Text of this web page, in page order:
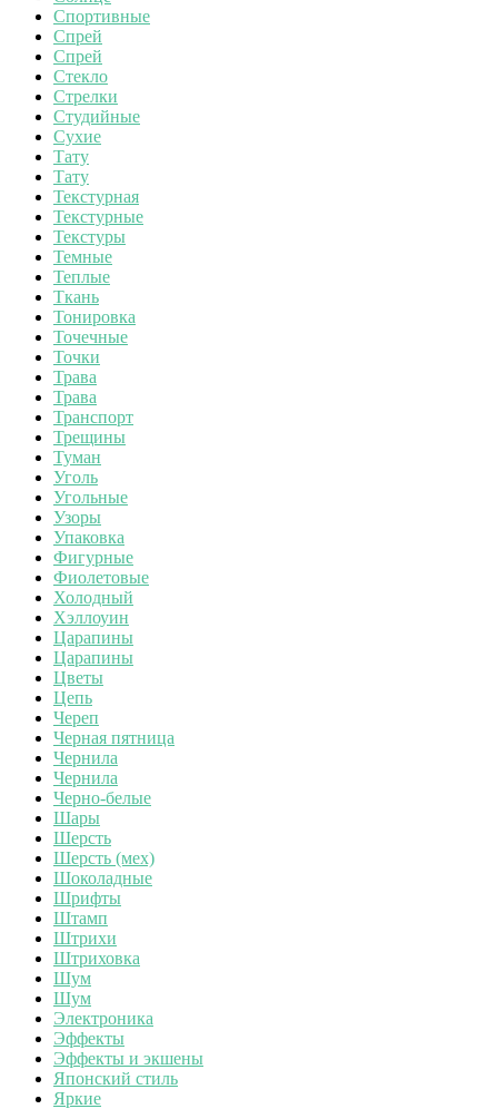
Спортивные
Спрей
Спрей
Стекло
Стрелки
Студийные
Сухие
Тату
Тату
Текстурная
Текстурные
Текстуры
Темные
Теплые
Ткань
Тонировка
Точечные
Точки
Трава
Трава
Транспорт
Трещины
Туман
Уголь
Угольные
Узоры
Упаковка
Фигурные
Фиолетовые
Холодный
Хэллоуин
Царапины
Царапины
Цветы
Цепь
Череп
Черная пятница
Чернила
Чернила
Черно-белые
Шары
Шерсть
Шерсть (мех)
Шоколадные
Шрифты
Штамп
Штрихи
Штриховка
Шум
Шум
Электроника
Эффекты
Эффекты и экшены
Японский стиль
Яркие